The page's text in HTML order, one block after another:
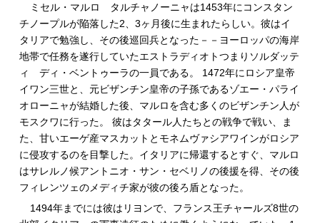
ミセル・マルロ タルチャノーニャは1453年にコンスタン
チノープルが陥落した2、3ヶ月後に生まれたらしい。彼はイ
タリアで勉強し、その後巡回兵となった－－ヨーロッパの海岸
地帯で任務を遂行していたエストラディオトつまりソルダッテ
ィ ディ・ベントゥーラの一員である。 1472年にロシア皇帝
イワン三世と、元ビザンチン皇帝の子孫であるゾエー・パライ
オローニャが結婚した後、マルロを含む多くのビザンチン人が
モスクワに行った。 彼はタタール人たちとの戦争で戦い、ま
た、甘いエーゲ産マスカットとモネムヴァシアワインがロシア
に侵攻するのを目撃した。イタリアに帰還するとすぐ、マルロ
はサレルノ候アントニオ・サン・セベリノの後援を得、その後
フィレンツェのメディチ家が彼の後ろ盾となった。
1494年までには彼はリヨンで、フランス王チャールズ8世の